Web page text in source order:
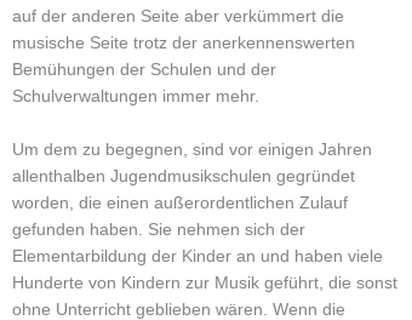
auf der anderen Seite aber verkümmert die
musische Seite trotz der anerkennenswerten
Bemühungen der Schulen und der
Schulverwaltungen immer mehr.
Um dem zu begegnen, sind vor einigen Jahren
allenthalben Jugendmusikschulen gegründet
worden, die einen außerordentlichen Zulauf
gefunden haben. Sie nehmen sich der
Elementarbildung der Kinder an und haben viele
Hunderte von Kindern zur Musik geführt, die sonst
ohne Unterricht geblieben wären. Wenn die